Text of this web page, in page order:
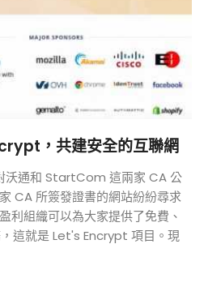
，共建安全的互聯網
沃通和 StartCom 這兩家 CA 公
CA 所簽發證書的網站紛紛尋求
利組織可以為大家提供了免費、
這就是 Let's Encrypt 項目。現